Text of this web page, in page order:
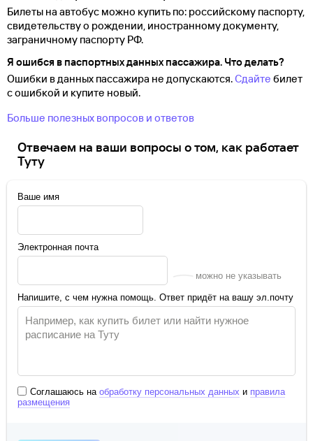
Билеты на автобус можно купить по: российскому паспорту,
свидетельству о рождении, иностранному документу,
заграничному паспорту РФ.
Я ошибся в паспортных данных пассажира. Что делать?
Ошибки в данных пассажира не допускаются.Сдайте билет
с ошибкой и купите новый.
Больше полезных вопросов и ответов
Отвечаем на ваши вопросы о том, как работает
Туту
Ваше имя
Электронная почта
можно не указывать
Напишите, с чем нужна помощь. Ответ придёт на вашу эл.почту
Соглашаюсь на обработку персональных данных и правила
размещения